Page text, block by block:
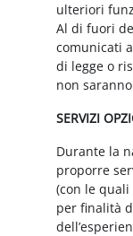
ulteriori
Al di fuori
comunicati
di legge o
non
SERVIZI
Durante la
proporre
(con le quali
per finalità